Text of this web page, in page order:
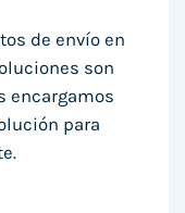
de envío en
son
encargamos
para